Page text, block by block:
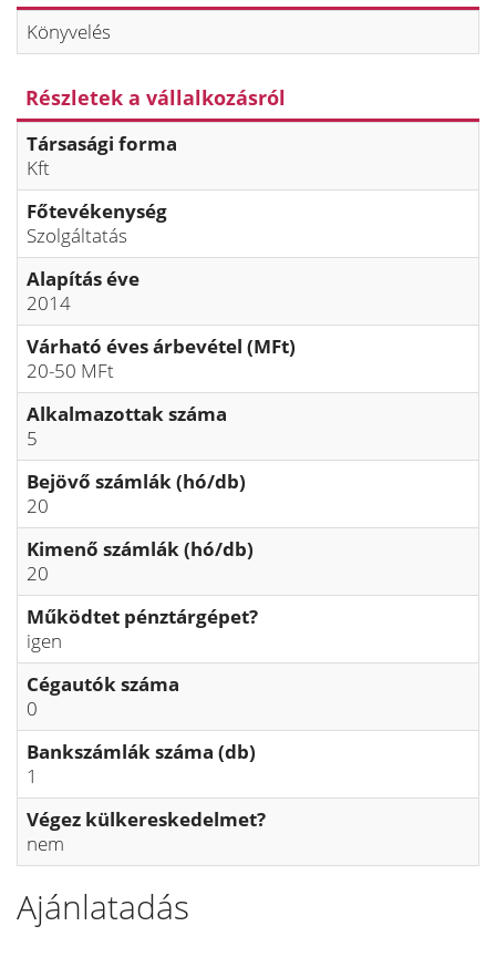
Könyvelés
Részletek a vállalkozásról
Társasági forma
Kft
Főtevékenység
Szolgáltatás
Alapítás éve
2014
Várható éves árbevétel (MFt)
20-50 MFt
Alkalmazottak száma
5
Bejövő számlák (hó/db)
20
Kimenő számlák (hó/db)
20
Működtet pénztárgépet?
igen
Cégautók száma
0
Bankszámlák száma (db)
1
Végez külkereskedelmet?
nem
Ajánlatadás